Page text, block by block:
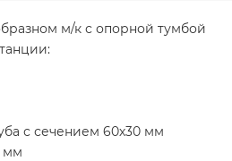
м/к с опорной тумбой
с сечением 60х30 мм
мм